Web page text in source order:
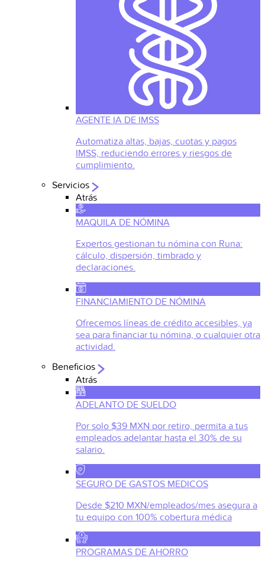
AGENTE IA DE IMSS
Automatiza altas, bajas, cuotas y pagos
IMSS, reduciendo errores y riesgos de
cumplimiento.
Servicios
Atrás
MAQUILA DE NÓMINA
Expertos gestionan tu nómina con Runa:
cálculo, dispersión, timbrado y
declaraciones.
FINANCIAMIENTO DE NÓMINA
Ofrecemos líneas de crédito accesibles, ya
sea para financiar tu nómina, o cualquier otra
actividad.
Beneficios
Atrás
ADELANTO DE SUELDO
Por solo $39 MXN por retiro, permita a tus
empleados adelantar hasta el 30% de su
salario.
SEGURO DE GASTOS MEDICOS
Desde $210 MXN/empleados/mes asegura a
tu equipo con 100% cobertura médica
PROGRAMAS DE AHORRO